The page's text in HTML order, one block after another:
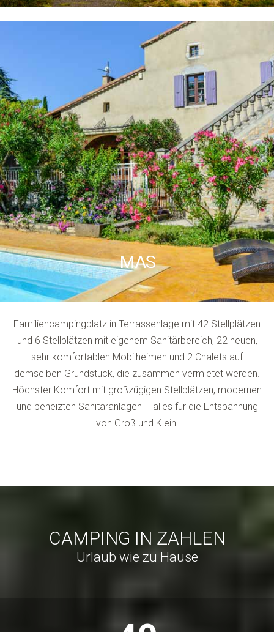
MAS
Familiencampingplatz in Terrassenlage mit 42 Stellplätzen
und 6 Stellplätzen mit eigenem Sanitärbereich, 22 neuen,
sehr komfortablen Mobilheimen und 2 Chalets auf
demselben Grundstück, die zusammen vermietet werden.
Höchster Komfort mit großzügigen Stellplätzen, modernen
und beheizten Sanitäranlagen – alles für die Entspannung
von Groß und Klein.
CAMPING IN ZAHLEN
Urlaub wie zu Hause